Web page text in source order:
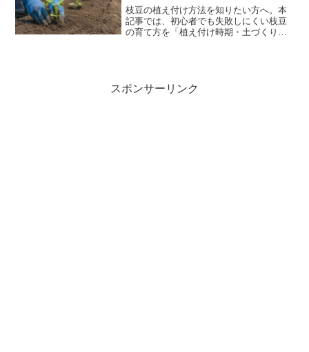
枝豆の植え付け方法を知りたい方へ。本
記事では、初心者でも失敗しにくい枝豆
の育て方を「植え付け時期・土づくり・
スポンサーリンク